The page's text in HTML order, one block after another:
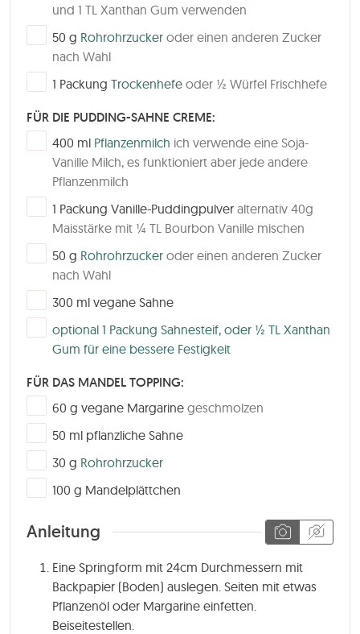
und 1 TL Xanthan Gum verwenden
▢
50 g Rohrohrzucker oder einen anderen Zucker
nach Wahl
▢1 Packung Trockenhefe oder ½ Würfel Frischhefe
FÜR DIE PUDDING-SAHNE CREME:
▢
400 ml Pflanzenmilch ich verwende eine Soja-
Vanille Milch, es funktioniert aber jede andere
Pflanzenmilch
▢1 Packung Vanille-Puddingpulver alternativ 40g
Maisstärke mit ¼ TL Bourbon Vanille mischen
▢
50 g Rohrohrzucker oder einen anderen Zucker
nach Wahl
▢
300 ml vegane Sahne
▢
optional 1 Packung Sahnesteif, oder ½ TL Xanthan
Gum für eine bessere Festigkeit
FÜR DAS MANDEL TOPPING:
▢
60 g vegane Margarine geschmolzen
▢
50 ml pflanzliche Sahne
▢
30 g Rohrohrzucker
▢
100 g Mandelplättchen
Anleitung
Eine Springform mit 24cm Durchmessern mit
Backpapier (Boden) auslegen. Seiten mit etwas
Pflanzenöl oder Margarine einfetten.
Beiseitestellen.